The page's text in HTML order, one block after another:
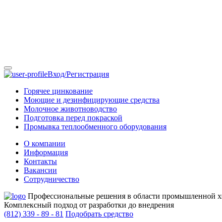
Вход/Регистрация
Горячее цинкование
Моющие и дезинфицирующие средства
Молочное животноводство
Подготовка перед покраской
Промывка теплообменного оборудования
О компании
Информация
Контакты
Вакансии
Сотрудничество
Профессиональные решения в области промышленной
Комплексный подход от разработки до внедрения
(812) 339 - 89 - 81 Подобрать средство